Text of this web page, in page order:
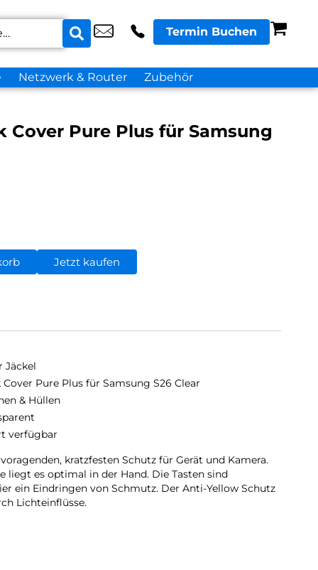
Termin Buchen
Netzwerk & Router Zubehör
Cover Pure Plus für Samsung
Jetzt kaufen
Jäckel
Cover Pure Plus für Samsung S26 Clear
& Hüllen
verfügbar
kratzfesten Schutz für Gerät und Kamera.
liegt es optimal in der Hand. Die Tasten sind
ein Eindringen von Schmutz. Der Anti-Yellow Schutz
Lichteinflüsse.